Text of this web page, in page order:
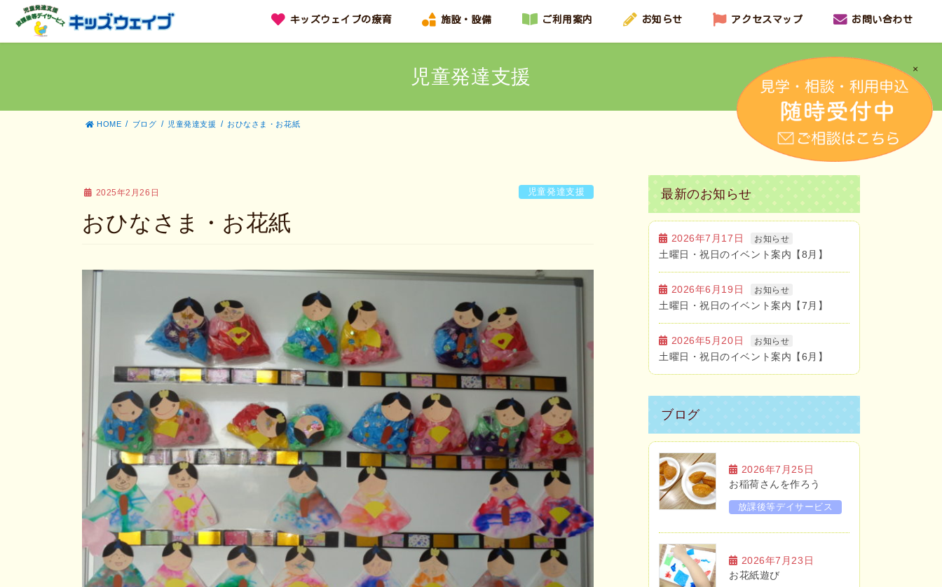
キ
に
キッズウェイブの療育 施設・設備 ご利用案内 お知らせ アクセスマップ お問い合わせ
児童発達支援
HOME ブログ 児童発達支援 おひなさま・お花紙
2025年2月26日 児童発達支援
おひなさま・お花紙
最新のお知らせ
2026年7月17日 お知らせ
土曜日・祝日のイベント案内【8月】
2026年6月19日 お知らせ
土曜日・祝日のイベント案内【7月】
2026年5月20日 お知らせ
土曜日・祝日のイベント案内【6月】
ブログ
2026年7月25日
お稲荷さんを作ろう
放課後等デイサービス
2026年7月23日
お花紙遊び
×